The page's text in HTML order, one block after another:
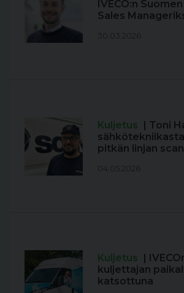
IVECO:n
Sales
30.03.2026
Kuljetus
| Toni
pitkän linjan
04.05.2026
Kuljetus
|
kuljettajan
katsottuna